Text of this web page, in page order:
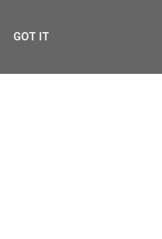
GOT IT